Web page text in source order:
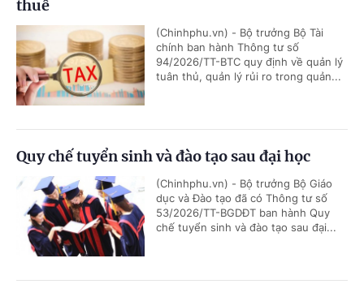
thuế
(Chinhphu.vn) - Bộ trưởng Bộ Tài
chính ban hành Thông tư số
94/2026/TT-BTC quy định về quản lý
tuân thủ, quản lý rủi ro trong quản...
Quy chế tuyển sinh và đào tạo sau đại học
(Chinhphu.vn) - Bộ trưởng Bộ Giáo
dục và Đào tạo đã có Thông tư số
53/2026/TT-BGDĐT ban hành Quy
chế tuyển sinh và đào tạo sau đại...